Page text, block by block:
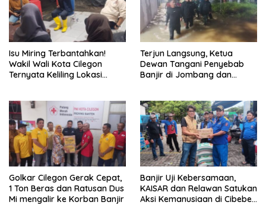
Isu Miring Terbantahkan!
Wakil Wali Kota Cilegon
Ternyata Keliling Lokasi
Terjun Langsung, Ketua
Dewan Tangani Penyebab
Banjir di Jombang dan
Golkar Cilegon Gerak Cepat,
1 Ton Beras dan Ratusan Dus
Mi mengalir ke Korban Banjir
Banjir Uji Kebersamaan,
KAISAR dan Relawan Satukan
Aksi Kemanusiaan di Cibeber